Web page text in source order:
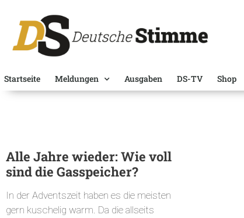
Startseite Meldungen Ausgaben DS-TV Shop
Alle Jahre wieder: Wie voll
sind die Gasspeicher?
In der Adventszeit haben es die meisten
gern kuschelig warm. Da die allseits